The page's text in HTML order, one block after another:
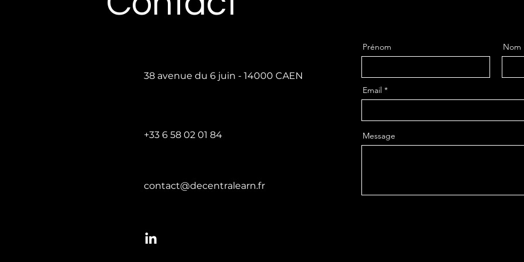
38 avenue du 6 juin - 14000 CAEN
+33 6 58 02 01 84
contact@decentralearn.fr
Prénom Nom
Email
Message